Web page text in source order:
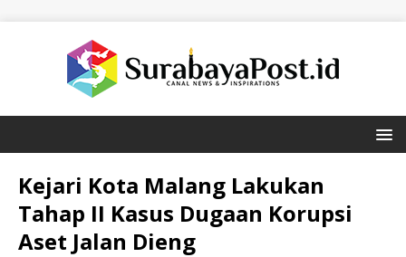
Kejari Kota Malang Lakukan
Tahap II Kasus Dugaan Korupsi
Aset Jalan Dieng